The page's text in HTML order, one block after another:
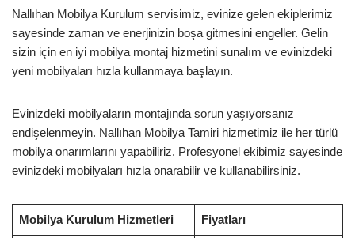
Nallıhan Mobilya Kurulum servisimiz, evinize gelen ekiplerimiz
sayesinde zaman ve enerjinizin boşa gitmesini engeller. Gelin
sizin için en iyi mobilya montaj hizmetini sunalım ve evinizdeki
yeni mobilyaları hızla kullanmaya başlayın.
Evinizdeki mobilyaların montajında sorun yaşıyorsanız
endişelenmeyin. Nallıhan Mobilya Tamiri hizmetimiz ile her türlü
mobilya onarımlarını yapabiliriz. Profesyonel ekibimiz sayesinde
evinizdeki mobilyaları hızla onarabilir ve kullanabilirsiniz.
Mobilya Kurulum Hizmetleri Fiyatları